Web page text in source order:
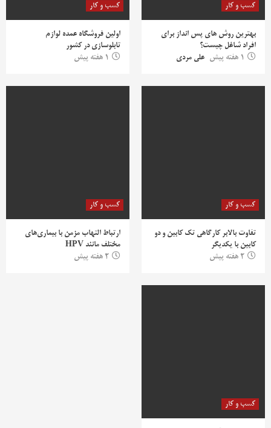
کسب و کار
بهترین روش‌ های پس‌ انداز برای
افراد شاغل چیست؟
1 هفته پیش
علی مردی
کسب و کار
اولین فروشگاه عمده لوازم
تابلوسازی در کشور
1 هفته پیش
کسب و کار
تفاوت بالابر کارگاهی تک کابین و دو
کابین با یکدیگر
2 هفته پیش
کسب و کار
ارتباط التهاب مزمن با بیماری‌های
مختلف مانند HPV
2 هفته پیش
کسب و کار